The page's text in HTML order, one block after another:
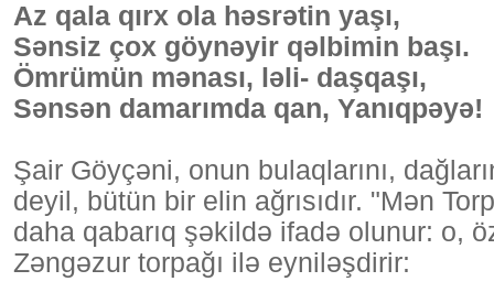
Az qala qırx ola həsrətin yaşı,
Sənsiz çox göynəyir qəlbimin başı.
Ömrümün mənası, ləli- daşqaşı,
Sənsən damarımda qan, Yanıqpəyə!
Şair Göyçəni, onun bulaqlarını,
deyil, bütün bir elin ağrısıdır. "Mən
daha qabarıq şəkildə ifadə olunur: o,
Zəngəzur torpağı ilə eyniləşdirir: